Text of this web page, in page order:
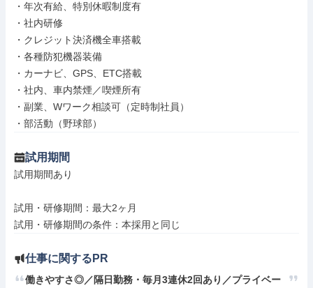
・年次有給、特別休暇制度有
・社内研修
・クレジット決済機全車搭載
・各種防犯機器装備
・カーナビ、GPS、ETC搭載
・社内、車内禁煙／喫煙所有
・副業、Wワーク相談可（定時制社員）
・部活動（野球部）
試用期間
試用期間あり
試用・研修期間：最大2ヶ月
仕事に関するPR
働きやすさ◎／隔日勤務・毎月3連休2回あり／プライベー